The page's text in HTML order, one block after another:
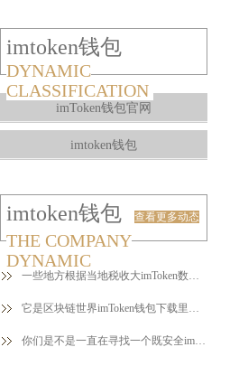
imtoken钱包
DYNAMIC
CLASSIFICATION
imToken钱包官网
imtoken钱包
imtoken钱包 查看更多动态
THE COMPANY
DYNAMIC
一些地方根据当地税收大imToken数据风险提示等对个别企业查税
它是区块链世界imToken钱包下载里的一个小宝贝
你们是不是一直在寻找一个既安全imToken官网又便捷的钱包来管理